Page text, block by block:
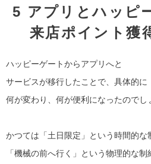
5 アプリとハッピ
来店ポイント獲
ハッピーゲートからアプリへと
サービスが移行したことで、具体的に
何が変わり、何が便利になったのでし
かつては「土日限定」という時間的な
「機械の前へ行く」という物理的な制